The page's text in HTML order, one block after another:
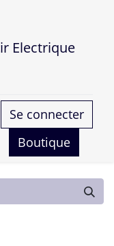
Electrique
Se connecter
Boutique